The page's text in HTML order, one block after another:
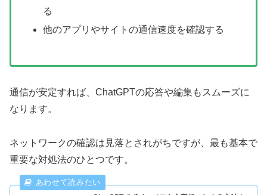
る
他のアプリやサイトの通信速度を確認する
通信が安定すれば、ChatGPTの応答や編集もスムーズに
なります。
ネットワークの確認は見落とされがちですが、最も基本で
重要な対処法のひとつです。